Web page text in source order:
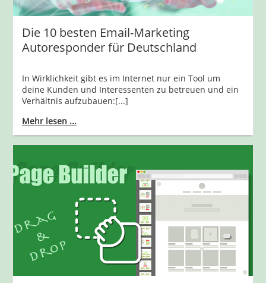
Die 10 besten Email-Marketing
Autoresponder für Deutschland
In Wirklichkeit gibt es im Internet nur ein Tool um
deine Kunden und Interessenten zu betreuen und ein
Verhältnis aufzubauen:[...]
Mehr lesen ...